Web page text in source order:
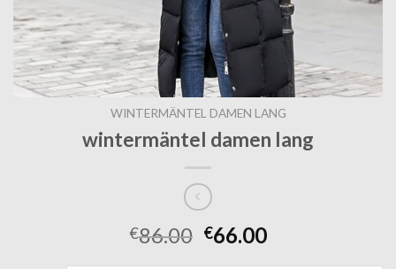
WINTERMÄNTEL DAMEN LANG
wintermäntel damen lang
€86.00 €66.00